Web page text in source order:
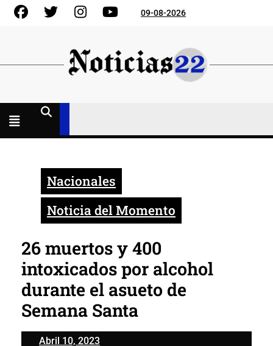
Skip
FacebookGorjeo InstagramYouTube09-08-2026
Nacionales
Noticia del Momento
26 muertos y 400
intoxicados por alcohol
durante el asueto de
Semana Santa
Abril 10, 2023Abril